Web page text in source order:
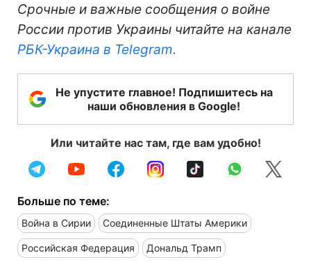
Срочные и важные сообщения о войне
России против Украины читайте на канале
РБК-Украина в Telegram.
Не упустите главное! Подпишитесь на
наши обновления в Google!
Или читайте нас там, где вам удобно!
Больше по теме:
Война в Сирии Соединенные Штаты Америки
Российская Федерация Дональд Трамп